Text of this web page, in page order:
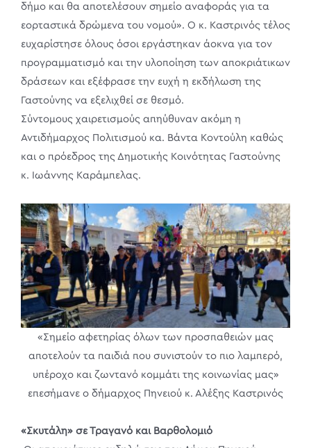
δήμο και θα αποτελέσουν σημείο αναφοράς για τα
εορταστικά δρώμενα του νομού». Ο κ. Καστρινός τέλος
ευχαρίστησε όλους όσοι εργάστηκαν άοκνα για τον
προγραμματισμό και την υλοποίηση των αποκριάτικων
δράσεων και εξέφρασε την ευχή η εκδήλωση της
Γαστούνης να εξελιχθεί σε θεσμό.
Σύντομους χαιρετισμούς απηύθυναν ακόμη η
Αντιδήμαρχος Πολιτισμού κα. Βάντα Κοντούλη καθώς
και ο πρόεδρος της Δημοτικής Κοινότητας Γαστούνης
κ. Ιωάννης Καράμπελας.
«Σημείο αφετηρίας όλων των προσπαθειών μας
αποτελούν τα παιδιά που συνιστούν το πιο λαμπερό,
υπέροχο και ζωντανό κομμάτι της κοινωνίας μας»
επεσήμανε ο δήμαρχος Πηνειού κ. Αλέξης Καστρινός
«Σκυτάλη» σε Τραγανό και Βαρθολομιό